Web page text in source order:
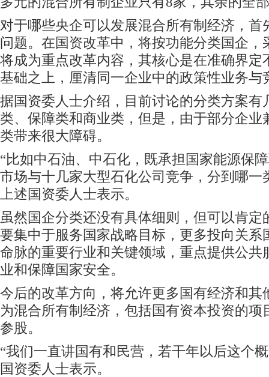
对于哪些央企可以发展混合所有制经济，首
问题。在国资改革中，将按功能分类国企，
将成为重点改革内容，其核心是在准确界定
基础之上，厘清同一企业中的政策性业务与
据国资委人士介绍，目前讨论的分类方案有
类、保障类和商业类，但是，由于部分企业
类带来很大障碍。
“比如中石油、中石化，既承担国家能源保
市场与十几家大型石化公司竞争，分到哪一
上述国资委人士表示。
虽然国企分类还没有具体细则，但可以肯定
要集中于服务国家战略目标，更多投向关系
命脉的重要行业和关键领域，重点提供公共
业和保障国家安全。
今后的改革方向，将允许更多国有经济和其
为混合所有制经济，包括国有资本投资的项
参股。
“我们一直讲国有和民营，若干年以后这个
国资委人士表示。